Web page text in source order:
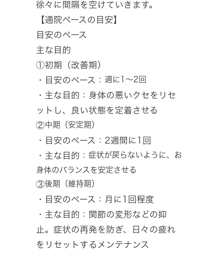
徐々に間隔を空けていきます。
【通院ペースの目安】
目安のペース
主な目的
①初期（改善期）
・目安のペース： 週に1〜2回
・主な目的：身体の悪いクセをリセ
ットし、良い状態を定着させる
②中期（安定期）
・目安のペース：2週間に1回
・主な目的： 症状が戻らないように、お
身体のバランスを安定させる
③後期（維持期）
・目安のペース：月に1回程度
・主な目的：関節の変形などの抑
止。症状の再発を防ぎ、日々の疲れ
をリセットするメンテナンス